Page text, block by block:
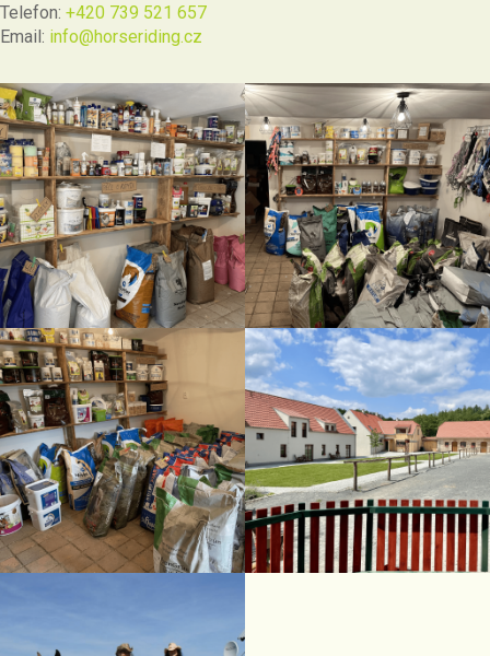
Telefon: +420 739 521 657
Email: info@horseriding.cz